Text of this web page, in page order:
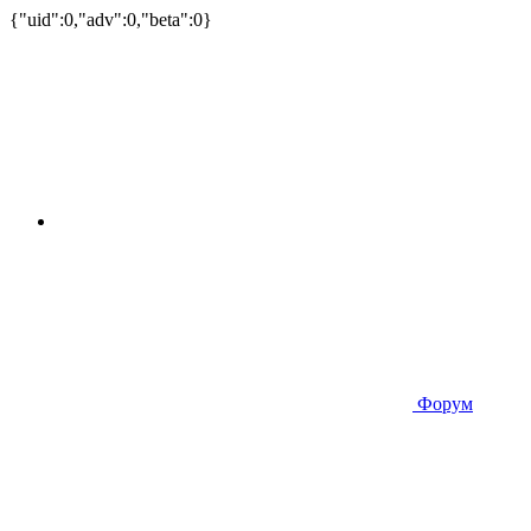
{"uid":0,"adv":0,"beta":0}
Форум